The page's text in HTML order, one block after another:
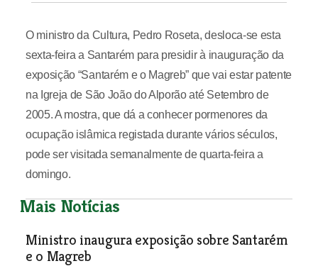
O ministro da Cultura, Pedro Roseta, desloca-se esta
sexta-feira a Santarém para presidir à inauguração da
exposição “Santarém e o Magreb” que vai estar patente
na Igreja de São João do Alporão até Setembro de
2005. A mostra, que dá a conhecer pormenores da
ocupação islâmica registada durante vários séculos,
pode ser visitada semanalmente de quarta-feira a
domingo.
Mais Notícias
Ministro inaugura exposição sobre Santarém
e o Magreb